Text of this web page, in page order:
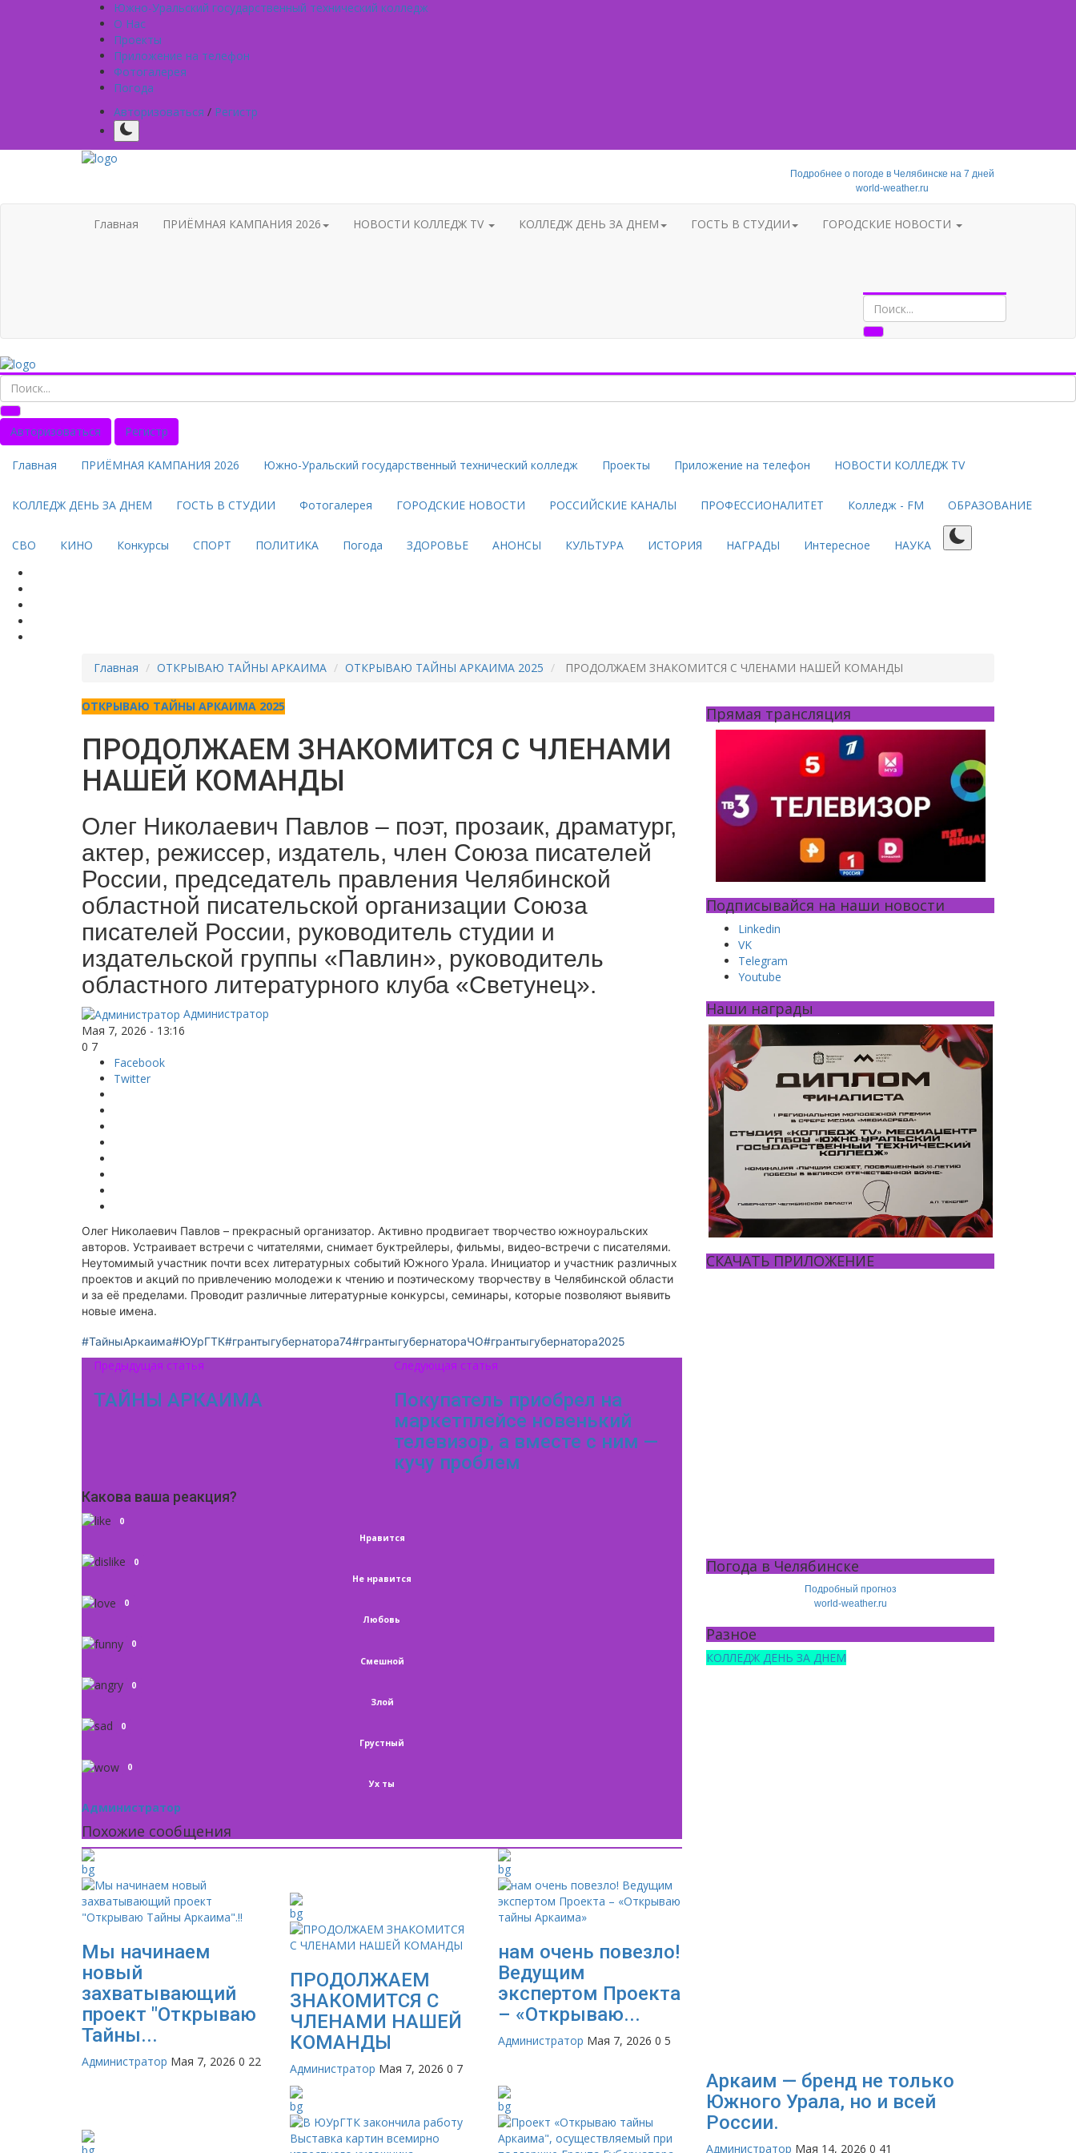
Южно-Уральский государственный технический колледж
О Нас
Проекты
Приложение на телефон
Фотогалерея
Погода
Авторизоваться / Регистр
Подробнее о погоде в Челябинске на 7 дней
world-weather.ru
Главная ПРИЁМНАЯ КАМПАНИЯ 2026 НОВОСТИ КОЛЛЕДЖ TV КОЛЛЕДЖ ДЕНЬ ЗА ДНЕМ ГОСТЬ В СТУДИИ ГОРОДСКИЕ НОВОСТИ
Авторизоваться Регистр
Главная ПРИЁМНАЯ КАМПАНИЯ 2026 Южно-Уральский государственный технический колледж Проекты Приложение на телефон НОВОСТИ КОЛЛЕДЖ TV
КОЛЛЕДЖ ДЕНЬ ЗА ДНЕМ ГОСТЬ В СТУДИИ Фотогалерея ГОРОДСКИЕ НОВОСТИ РОССИЙСКИЕ КАНАЛЫ ПРОФЕССИОНАЛИТЕТ Колледж - FM ОБРАЗОВАНИЕ
СВО КИНО Конкурсы СПОРТ ПОЛИТИКА Погода ЗДОРОВЬЕ АНОНСЫ КУЛЬТУРА ИСТОРИЯ НАГРАДЫ Интересное НАУКА
Главная ОТКРЫВАЮ ТАЙНЫ АРКАИМА ОТКРЫВАЮ ТАЙНЫ АРКАИМА 2025 ПРОДОЛЖАЕМ ЗНАКОМИТСЯ С ЧЛЕНАМИ НАШЕЙ КОМАНДЫ
ОТКРЫВАЮ ТАЙНЫ АРКАИМА 2025
ПРОДОЛЖАЕМ ЗНАКОМИТСЯ С ЧЛЕНАМИ
НАШЕЙ КОМАНДЫ
Олег Николаевич Павлов – поэт, прозаик, драматург,
актер, режиссер, издатель, член Союза писателей
России, председатель правления Челябинской
областной писательской организации Союза
писателей России, руководитель студии и
издательской группы «Павлин», руководитель
областного литературного клуба «Светунец».
Администратор
Мая 7, 2026 - 13:16
0 7
Facebook
Twitter
Олег Николаевич Павлов – прекрасный организатор. Активно продвигает творчество южноуральских
авторов. Устраивает встречи с читателями, снимает буктрейлеры, фильмы, видео-встречи с писателями.
Неутомимый участник почти всех литературных событий Южного Урала. Инициатор и участник различных
проектов и акций по привлечению молодежи к чтению и поэтическому творчеству в Челябинской области
и за её пределами. Проводит различные литературные конкурсы, семинары, которые позволяют выявить
новые имена.
#ТайныАркаима#ЮУрГТК#грантыгубернатора74#грантыгубернатораЧО#грантыгубернатора2025
Предыдущая статья
ТАЙНЫ АРКАИМА
Следующая статья
Покупатель приобрел на
маркетплейсе новенький
телевизор, а вместе с ним —
кучу проблем
Какова ваша реакция?
0
Нравится
0
Не нравится
0
Любовь
0
Смешной
0
Злой
0
Грустный
0
Ух ты
Администратор
Похожие сообщения
Мы начинаем
новый
захватывающий
проект "Открываю
Тайны...
Администратор Мая 7, 2026 0 22
ПРОДОЛЖАЕМ
ЗНАКОМИТСЯ С
ЧЛЕНАМИ НАШЕЙ
КОМАНДЫ
Администратор Мая 7, 2026 0 7
нам очень повезло!
Ведущим
экспертом Проекта
– «Открываю...
Администратор Мая 7, 2026 0 5
Прямая трансляция
Подписывайся на наши новости
Linkedin
VK
Telegram
Youtube
Наши награды
СКАЧАТЬ ПРИЛОЖЕНИЕ
Погода в Челябинске
Подробный прогноз
world-weather.ru
Разное
КОЛЛЕДЖ ДЕНЬ ЗА ДНЕМ
Аркаим — бренд не только
Южного Урала, но и всей
России.
Администратор Мая 14, 2026 0 41